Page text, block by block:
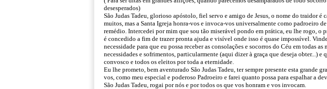
desesperados)
São Judas Tadeu, glorioso apóstolo, fiel servo e amigo de Jesus, o nome do traidor é
muitos, mas a Santa Igreja honra-vos e invoca-vos universalmente como padroeiro de
remédio. Intercedei por mim que sou tão miserável pondo em prática, eu lhe rogo,
é concedido a fim de trazer pronta ajuda e visível onde isso é quase impossível.
necessidade para que eu possa receber as consolações e socorros do Céu em todas as
necessidades e sofrimentos, particularmente (aqui dizer à graça que deseja obter...) e
convosco e todos os eleitos por toda a eternidade.
Eu lhe prometo, bem aventurado São Judas Tadeu, ter sempre presente esta grande
vos, como meu especial e poderoso Padroeiro e farei quanto possa para espalhar a
São Judas Tadeu, rogai por nós e por todos os que vos honram e vos invocam.